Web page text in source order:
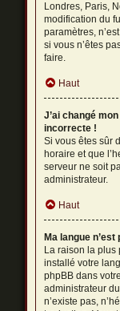
Londres, Paris,
modification du
paramètres,
si vous n’êtes
faire.
Haut
J’ai changé
incorrecte !
Si vous êtes sûr
horaire et que
serveur ne soit
administrateur.
Haut
Ma langue
La raison la plus
installé votre
phpBB dans
administrateur
n’existe pas,